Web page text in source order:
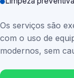
Os serviços são
com o uso de
modernos, sem